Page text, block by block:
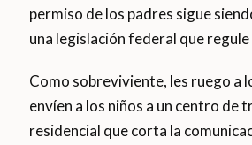
permiso de los padres sigue
una legislación federal que
Como sobreviviente, les ruego a
envíen a los niños a un centro de
residencial que corta la